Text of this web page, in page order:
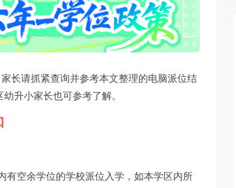
长请抓紧查询并参考本文整理的电脑派位结
升小家长也可参考了解。
有空余学位的学校派位入学，如本学区内所